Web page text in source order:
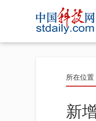
所在位置
新